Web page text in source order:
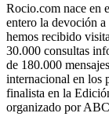
Rocio.com nace en
entero la devoción
hemos recibido
30.000 consultas
de 180.000
internacional en los
finalista en la
organizado por